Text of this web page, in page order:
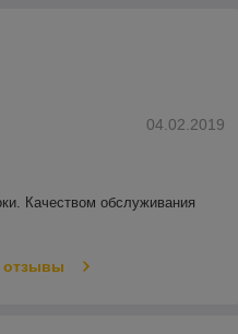
04.02.2019
Качеством обслуживания
отзывы